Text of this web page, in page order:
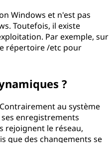
Windows et n'est pas
Toutefois, il existe
Par exemple, sur
répertoire /etc pour
?
au système
enregistrements
rejoignent le réseau,
que des changements se